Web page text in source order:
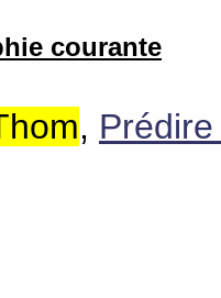
courante
,